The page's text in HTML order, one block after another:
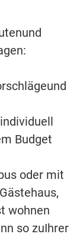
Budget
oder mit
wohnen
so zuIhrer